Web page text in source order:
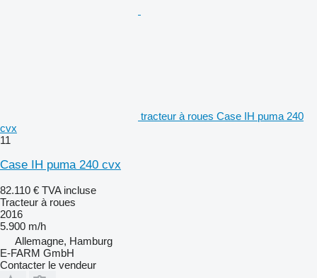
tracteur à roues Case IH puma 240
cvx
11
Case IH puma 240 cvx
82.110 € TVA incluse
Tracteur à roues
2016
5.900 m/h
Allemagne, Hamburg
E-FARM GmbH
Contacter le vendeur